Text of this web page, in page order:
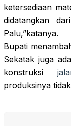
ketersediaan
didatangkan
Palu,”katanya.
Bupati
Sekatak juga
konstruksi
produksinya